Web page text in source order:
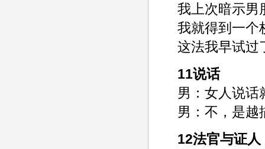
我上次暗示男
我就得到一个
这法我早试过
11说话
男：女人说话
男：不，是越
12法官与证人